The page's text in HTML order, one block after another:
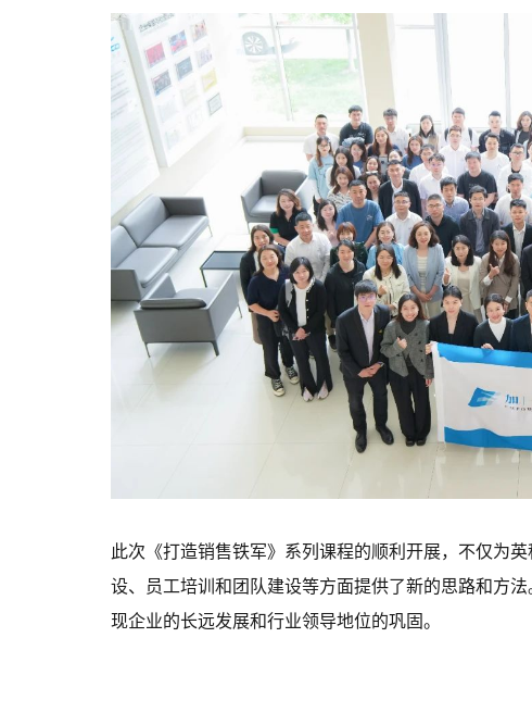
此次《打造销售铁军》系列课程的顺利开展，不仅为
设、员工培训和团队建设等方面提供了新的思路和方
现企业的长远发展和行业领导地位的巩固。